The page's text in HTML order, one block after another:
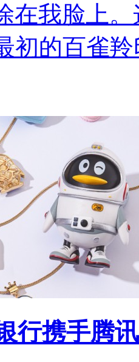
在我脸上
初的百雀
行携手腾